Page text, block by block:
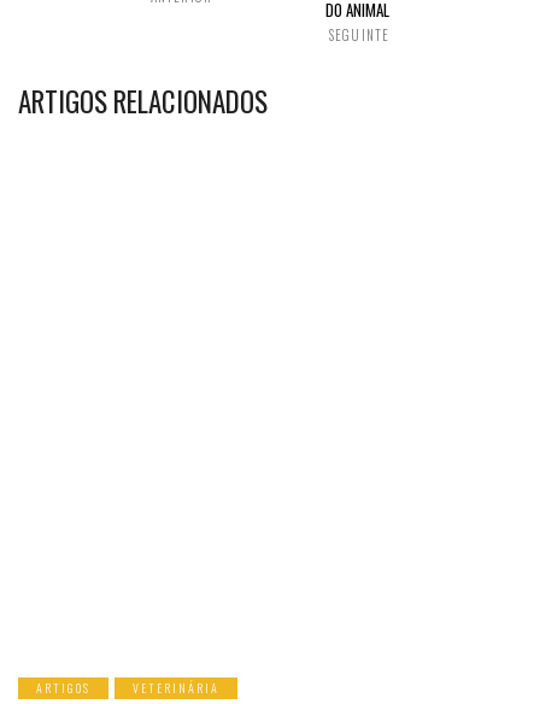
DO ANIMAL
SEGUINTE
ARTIGOS RELACIONADOS
ARTIGOS VETERINÁRIA